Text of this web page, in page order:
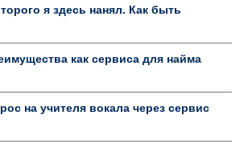
я здесь нанял. Как быть
как сервиса для найма
на учителя вокала через сервис